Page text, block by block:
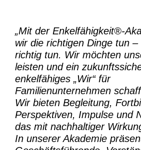
„Mit der Enkelfähigkeit®-
wir die richtigen Dinge tun
richtig tun. Wir möchten
leisten und ein
enkelfähiges „Wir“ für
Familienunternehmen
Wir bieten Begleitung,
Perspektiven, Impulse und
das mit nachhaltiger
In unserer Akademie